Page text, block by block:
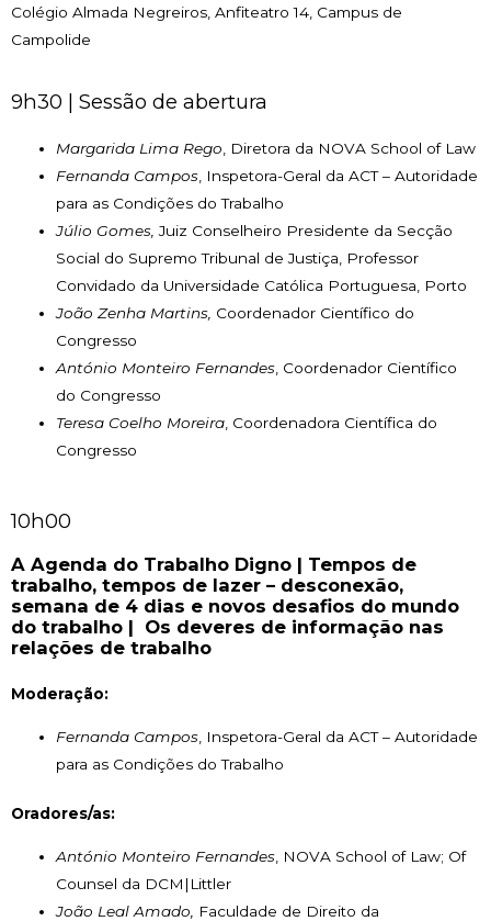
Colégio Almada Negreiros, Anfiteatro 14, Campus de
Campolide
9h30 | Sessão de abertura
Margarida Lima Rego, Diretora da NOVA School of Law
Fernanda Campos, Inspetora-Geral da ACT – Autoridade
para as Condições do Trabalho
Júlio Gomes, Juiz Conselheiro Presidente da Secção
Social do Supremo Tribunal de Justiça, Professor
Convidado da Universidade Católica Portuguesa, Porto
João Zenha Martins, Coordenador Científico do
Congresso
António Monteiro Fernandes, Coordenador Científico
do Congresso
Teresa Coelho Moreira, Coordenadora Científica do
Congresso
10h00
A Agenda do Trabalho Digno | Tempos de
trabalho, tempos de lazer – desconexão,
semana de 4 dias e novos desafios do mundo
do trabalho | Os deveres de informação nas
relações de trabalho
Moderação:
Fernanda Campos , Inspetora-Geral da ACT – Autoridade
para as Condições do Trabalho
Oradores/as:
António Monteiro Fernandes , NOVA School of Law; Of
Counsel da DCM|Littler
João Leal Amado,
Faculdade de Direito da